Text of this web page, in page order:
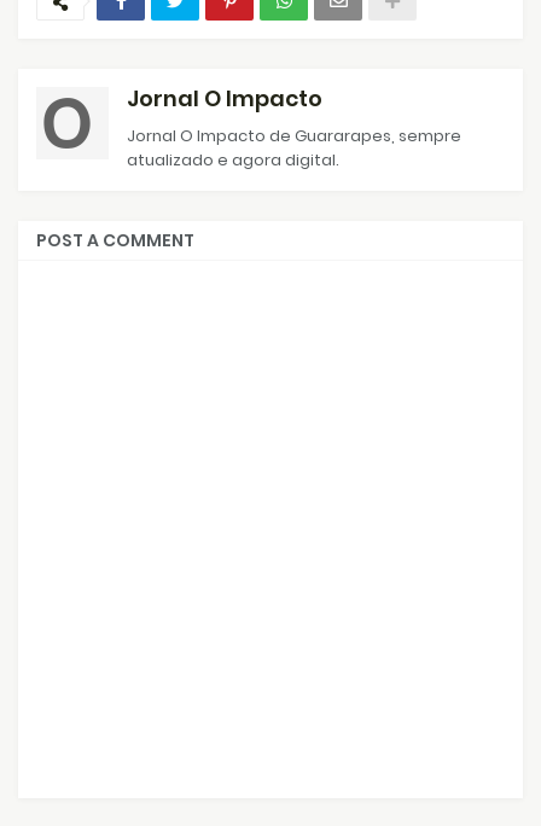
Jornal O Impacto
Jornal O Impacto de Guararapes, sempre
atualizado e agora digital.
POST A COMMENT